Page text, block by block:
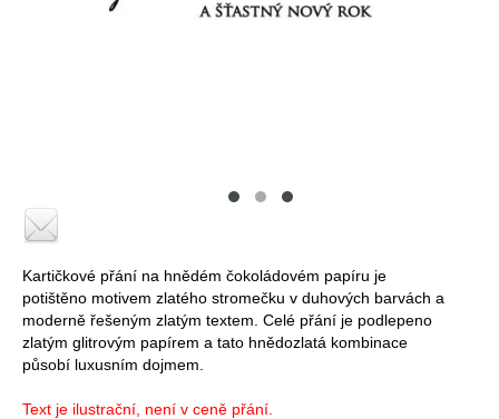
Kartičkové přání na hnědém čokoládovém papíru je
potištěno motivem zlatého stromečku v duhových barvách a
moderně řešeným zlatým textem. Celé přání je podlepeno
zlatým glitrovým papírem a tato hnědozlatá kombinace
působí luxusním dojmem.
Text je ilustrační, není v ceně přání.